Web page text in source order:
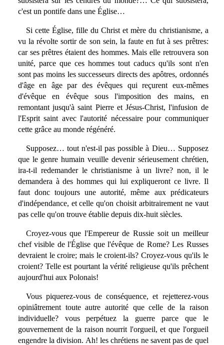
c'est un pontife dans une Église…
Si cette Église, fille du Christ et mère du christianisme, a
vu la révolte sortir de son sein, la faute en fut à ses prêtres:
car ses prêtres étaient des hommes. Mais elle retrouvera son
unité, parce que ces hommes tout caducs qu'ils sont n'en
sont pas moins les successeurs directs des apôtres, ordonnés
d'âge en âge par des évêques qui reçurent eux-mêmes
d'évêque en évêque sous l'imposition des mains, en
remontant jusqu'à saint Pierre et Jésus-Christ, l'infusion de
l'Esprit saint avec l'autorité nécessaire pour communiquer
cette grâce au monde régénéré.
Supposez… tout n'est-il pas possible à Dieu… Supposez
que le genre humain veuille devenir sérieusement chrétien,
ira-t-il redemander le christianisme à un livre? non, il le
demandera à des hommes qui lui expliqueront ce livre. Il
faut donc toujours une autorité, même aux prédicateurs
d'indépendance, et celle qu'on choisit arbitrairement ne vaut
pas celle qu'on trouve établie depuis dix-huit siècles.
Croyez-vous que l'Empereur de Russie soit un meilleur
chef visible de l'Église que l'évêque de Rome? Les Russes
devraient le croire; mais le croient-ils? Croyez-vous qu'ils le
croient? Telle est pourtant la vérité religieuse qu'ils prêchent
aujourd'hui aux Polonais!
Vous piquerez-vous de conséquence, et rejetterez-vous
opiniâtrement toute autre autorité que celle de la raison
individuelle? vous perpétuez la guerre parce que le
gouvernement de la raison nourrit l'orgueil, et que l'orgueil
engendre la division. Ah! les chrétiens ne savent pas de quel